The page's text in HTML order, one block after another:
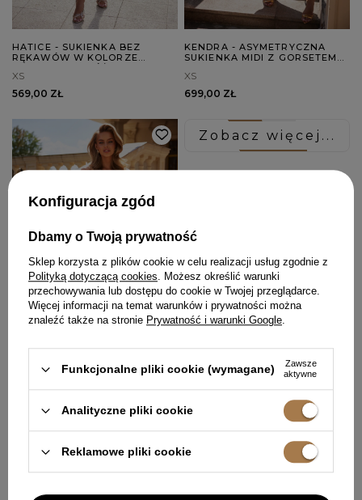
HATICE - SUKIENKA BEZ
RĘKAWÓW W KOLORZE
XS
569,00 ZŁ
KENDRA - ASYMETRYCZNA
SUKIENKA MIDI Z GORSETEM
RAMIĄCZKAMI I
DEKORACYJNYM ŻABOTEM
XS
699,00 ZŁ
SPÓDNICA
XS
XL
699,00 ZŁ
Zobacz więcej...
POPRZEDNIA
123 NASTĘPNA
Konfiguracja zgód
Dbamy o Twoją prywatność
Sklep korzysta z plików cookie w celu realizacji usług zgodnie z
Polityką dotyczącą cookies. Możesz określić warunki
przechowywania lub dostępu do cookie w Twojej przeglądarce.
Więcej informacji na temat warunków i prywatności można
znaleźć także na stronie Prywatność i warunki Google.
Funkcjonalne pliki cookie (wymagane)
Zawsze
aktywne
Analityczne pliki cookie
Reklamowe pliki cookie